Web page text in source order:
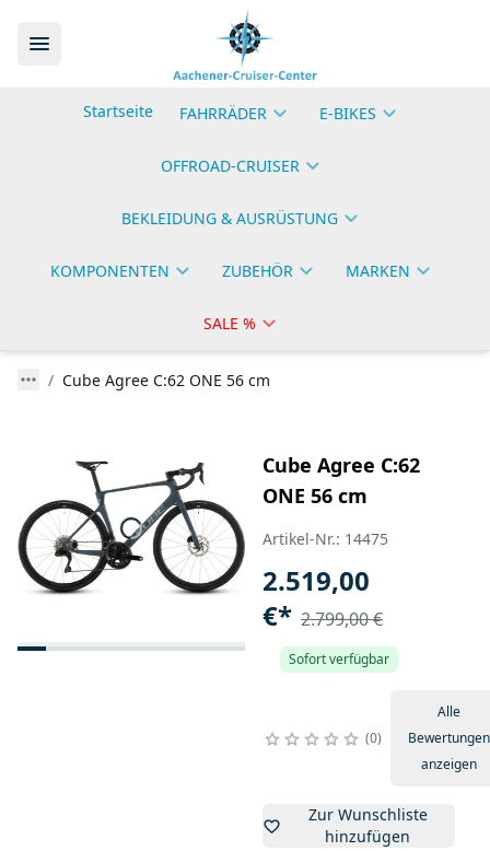
Startseite FAHRRÄDER E-BIKES
OFFROAD-CRUISER
BEKLEIDUNG & AUSRÜSTUNG
KOMPONENTEN ZUBEHÖR MARKEN
SALE %
Cube Agree C:62 ONE 56 cm
Cube Agree C:62
ONE 56 cm
Artikel-Nr.: 14475
2.519,00
€* 2.799,00 €
Sofort verfügbar
0
Alle
Bewertungen
anzeigen
Zur Wunschliste
hinzufügen